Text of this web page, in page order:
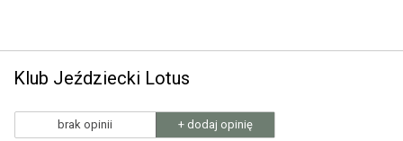
Klub Jeździecki Lotus
brak opinii + dodaj opinię